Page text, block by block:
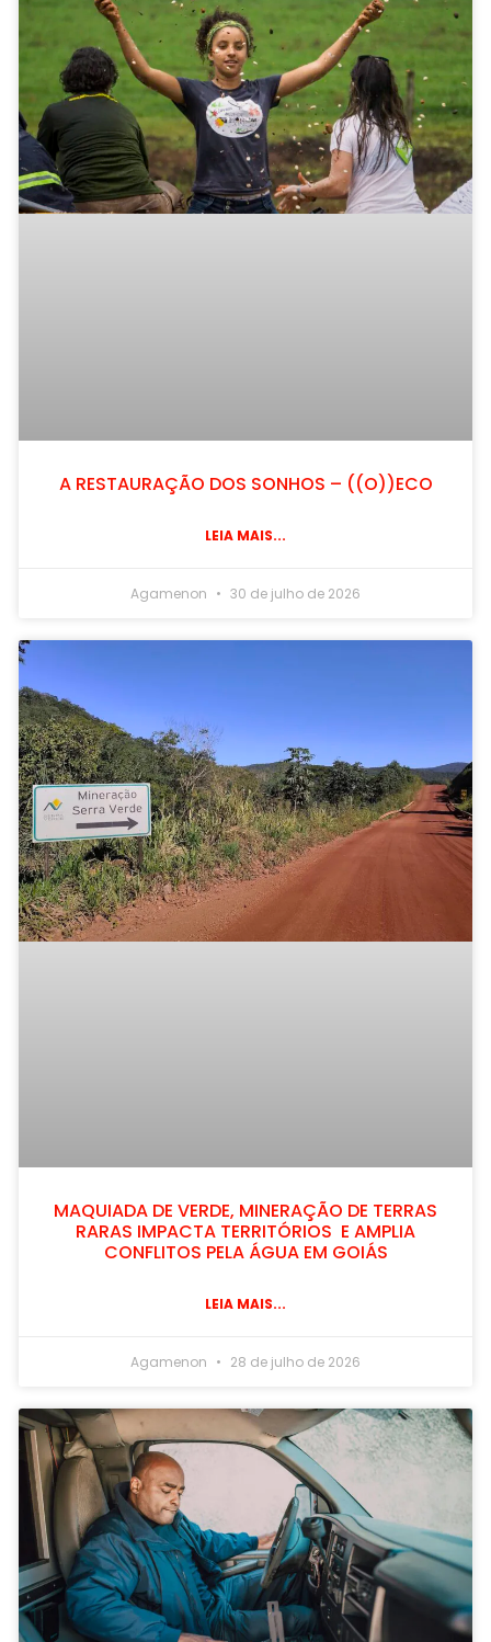
A RESTAURAÇÃO DOS SONHOS – ((O))ECO
LEIA MAIS...
Agamenon 30 de julho de 2026
MAQUIADA DE VERDE, MINERAÇÃO DE TERRAS
RARAS IMPACTA TERRITÓRIOS E AMPLIA
CONFLITOS PELA ÁGUA EM GOIÁS
LEIA MAIS...
Agamenon 28 de julho de 2026